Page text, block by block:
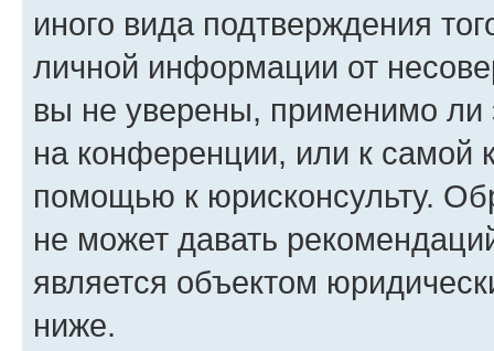
иного вида подтверждения
личной информации от
вы не уверены, применимо ли
на конференции, или к самой
помощью к юрисконсульту.
не может давать
является объектом
ниже.